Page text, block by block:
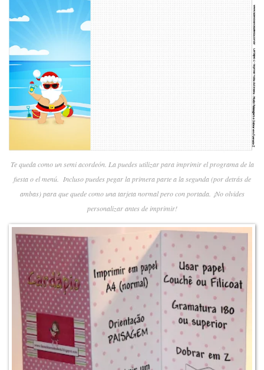
Te queda como un semi acordeón. La puedes utilizar para imprimir el programa de la
fiesta o el menú. Incluso puedes pegar la primera parte a la segunda (por detrás de
ambas) para que quede como una tarjeta normal pero con portada. ¡No olvides
personalizar antes de imprimir!